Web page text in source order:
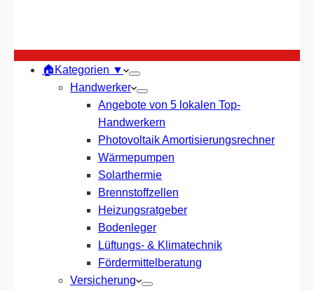
🏠Kategorien ▼
Handwerker
Angebote von 5 lokalen Top-
Handwerkern
Photovoltaik Amortisierungsrechner
Wärmepumpen
Solarthermie
Brennstoffzellen
Heizungsratgeber
Bodenleger
Lüftungs- & Klimatechnik
Fördermittelberatung
Versicherung